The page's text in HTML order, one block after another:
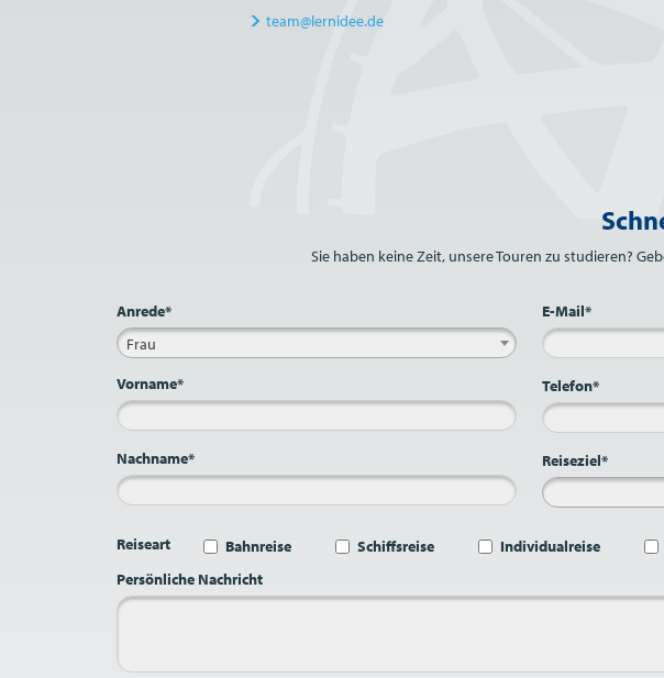
team@lernidee.de
Sie haben keine Zeit, unsere Touren zu studieren?
Anrede*
Frau
Vorname*
Nachname*
E-Mail*
Telefon*
Reiseziel*
Reiseart Bahnreise Schiffsreise Individualreise
Persönliche Nachricht